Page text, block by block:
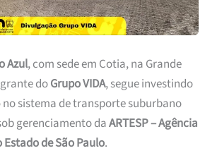
Azul, com sede em Cotia, na Grande
doGrupo VIDA, segue investindo
sistema de transporte suburbano
gerenciamento daARTESP – Agência
de São Paulo.